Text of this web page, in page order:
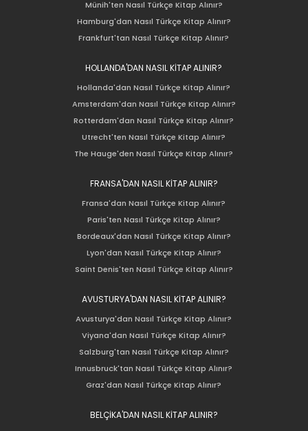
Münih'ten Nasıl Türkçe Kitap Alınır?
Hamburg'dan Nasıl Türkçe Kitap Alınır?
Frankfurt'tan Nasıl Türkçe Kitap Alınır?
HOLLANDA'DAN NASIL KİTAP ALINIR?
Hollanda'dan Nasıl Türkçe Kitap Alınır?
Amsterdam'dan Nasıl Türkçe Kitap Alınır?
Rotterdam'dan Nasıl Türkçe Kitap Alınır?
Utrecht'ten Nasıl Türkçe Kitap Alınır?
The Hauge'den Nasıl Türkçe Kitap Alınır?
FRANSA'DAN NASIL KİTAP ALINIR?
Fransa'dan Nasıl Türkçe Kitap Alınır?
Paris'ten Nasıl Türkçe Kitap Alınır?
Bordeaux'dan Nasıl Türkçe Kitap Alınır?
Lyon'dan Nasıl Türkçe Kitap Alınır?
Saint Denis'ten Nasıl Türkçe Kitap Alınır?
AVUSTURYA'DAN NASIL KİTAP ALINIR?
Avusturya'dan Nasıl Türkçe Kitap Alınır?
Viyana'dan Nasıl Türkçe Kitap Alınır?
Salzburg'tan Nasıl Türkçe Kitap Alınır?
Innusbruck'tan Nasıl Türkçe Kitap Alınır?
Graz'dan Nasıl Türkçe Kitap Alınır?
BELÇİKA'DAN NASIL KİTAP ALINIR?